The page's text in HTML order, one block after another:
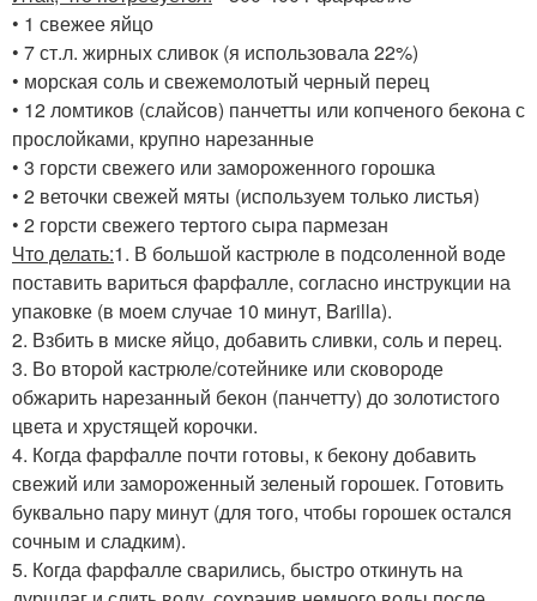
• 1 свежее яйцо
• 7 ст.л. жирных сливок (я использовала 22%)
• морская соль и свежемолотый черный перец
• 12 ломтиков (слайсов) панчетты или копченого бекона с
прослойками, крупно нарезанные
• 3 горсти свежего или замороженного горошка
• 2 веточки свежей мяты (используем только листья)
• 2 горсти свежего тертого сыра пармезан
Что делать:1. В большой кастрюле в подсоленной воде
поставить вариться фарфалле, согласно инструкции на
упаковке (в моем случае 10 минут, Barilla).
2. Взбить в миске яйцо, добавить сливки, соль и перец.
3. Во второй кастрюле/сотейнике или сковороде
обжарить нарезанный бекон (панчетту) до золотистого
цвета и хрустящей корочки.
4. Когда фарфалле почти готовы, к бекону добавить
свежий или замороженный зеленый горошек. Готовить
буквально пару минут (для того, чтобы горошек остался
сочным и сладким).
5. Когда фарфалле сварились, быстро откинуть на